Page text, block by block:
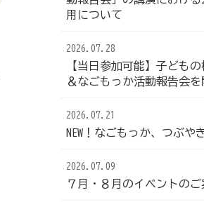
用について
2026.07.28
【当日参加可能】子ども
＆なごもっか活動報告会
2026.07.21
NEW！なごもっか、つぶや
2026.07.09
７月・８月のイベントのご